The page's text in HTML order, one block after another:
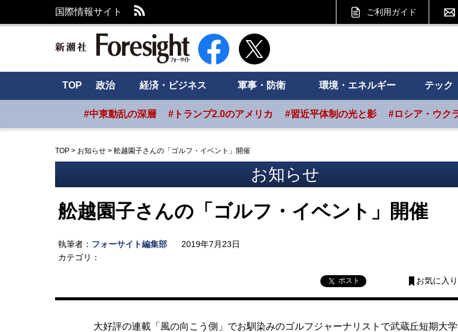
国際情報サイト ご利用ガイド
新潮社 Foresight フォーサイト
TOP 政治 経済・ビジネス 軍事・防衛 環境・エネルギー テック
#中東動乱の深層 #トランプ2.0のアメリカ #習近平体制の光と影 #ロシア・ウク
TOP > お知らせ > 舩越園子さんの「ゴルフ・イベント」開催
お知らせ
舩越園子さんの「ゴルフ・イベント」開催
執筆者： フォーサイト編集部
2019年7月23日
カテゴリ：
ポスト お気に入
大好評の連載「風の向こう側」でお馴染みのゴルフジャーナリストで武蔵丘短期大